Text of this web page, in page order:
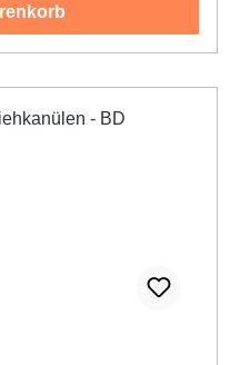
verhindern•
DEHP-frei